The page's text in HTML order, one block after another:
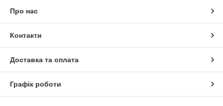
Про нас
Контакти
Доставка та оплата
Графік роботи